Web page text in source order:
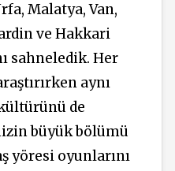
Malatya, Van,
ve Hakkari
sahneledik. Her
aynı
de
büyük bölümü
yöresi oyunlarını